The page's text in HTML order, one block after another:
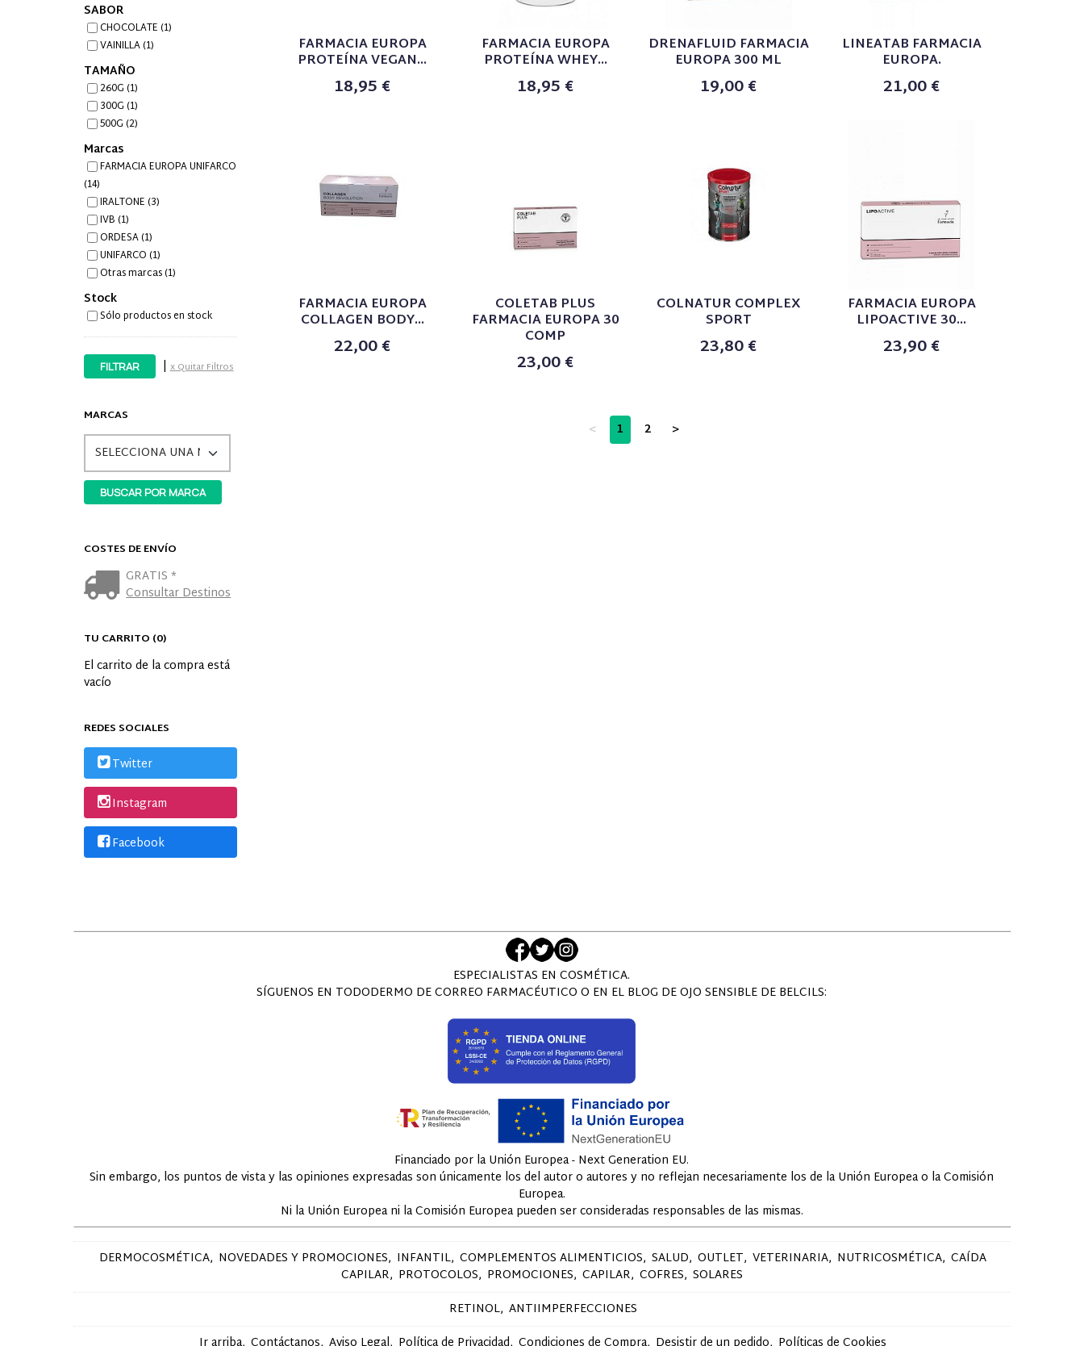
SABOR
CHOCOLATE (1)
VAINILLA (1)
TAMAÑO
260G (1)
300G (1)
500G (2)
Marcas
FARMACIA EUROPA UNIFARCO
(14)
IRALTONE (3)
IVB (1)
ORDESA (1)
UNIFARCO (1)
Otras marcas (1)
Stock
Sólo productos en stock
|x Quitar Filtros
MARCAS
COSTES DE ENVÍO
GRATIS *
Consultar Destinos
TU CARRITO (0)
El carrito de la compra está
vacío
REDES SOCIALES
Twitter
Instagram
Facebook
FARMACIA EUROPA
PROTEÍNA VEGAN...
18,95 €
FARMACIA EUROPA
PROTEÍNA WHEY...
18,95 €
DRENAFLUID FARMACIA
EUROPA 300 ML
19,00 €
LINEATAB FARMACIA
EUROPA.
21,00 €
FARMACIA EUROPA
COLLAGEN BODY...
22,00 €
COLETAB PLUS
FARMACIA EUROPA 30
COMP
23,00 €
COLNATUR COMPLEX
SPORT
23,80 €
FARMACIA EUROPA
LIPOACTIVE 30...
23,90 €
< 1 2 >
ESPECIALISTAS EN COSMÉTICA.
SÍGUENOS EN TODODERMO DE CORREO FARMACÉUTICO O EN EL BLOG DE OJO SENSIBLE DE BELCILS:
Financiado por la Unión Europea - Next Generation EU.
Sin embargo, los puntos de vista y las opiniones expresadas son únicamente los del autor o autores y no reflejan necesariamente los de la Unión Europea o la Comisión
Europea.
Ni la Unión Europea ni la Comisión Europea pueden ser consideradas responsables de las mismas.
DERMOCOSMÉTICA NOVEDADES Y PROMOCIONES INFANTIL COMPLEMENTOS ALIMENTICIOS SALUD OUTLET VETERINARIA NUTRICOSMÉTICA CAÍDA
CAPILAR PROTOCOLOS PROMOCIONES CAPILAR COFRES SOLARES
RETINOL ANTIIMPERFECCIONES